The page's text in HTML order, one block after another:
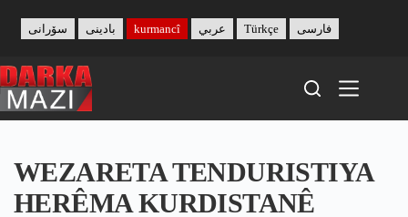
content
بادینی سۆرانی kurmancî عربي Türkçe فارسی
WEZARETA TENDURISTIYA
HERÊMA KURDISTANÊ